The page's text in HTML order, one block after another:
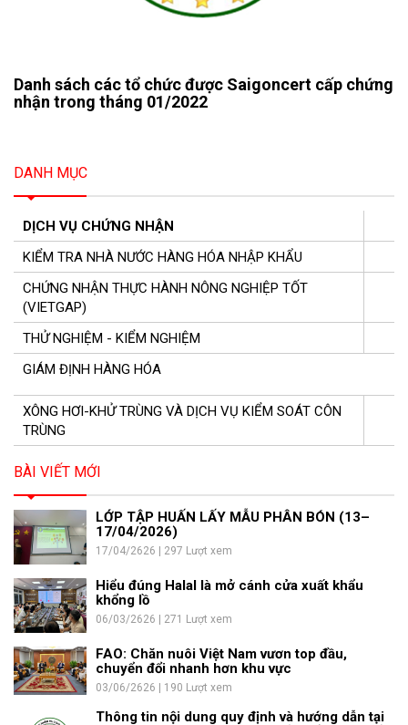
Danh sách các tổ chức được Saigoncert cấp chứng
nhận trong tháng 01/2022
DANH MỤC
DỊCH VỤ CHỨNG NHẬN
KIỂM TRA NHÀ NƯỚC HÀNG HÓA NHẬP KHẨU
CHỨNG NHẬN THỰC HÀNH NÔNG NGHIỆP TỐT
(VIETGAP)
THỬ NGHIỆM - KIỂM NGHIỆM
GIÁM ĐỊNH HÀNG HÓA
XÔNG HƠI-KHỬ TRÙNG VÀ DỊCH VỤ KIỂM SOÁT CÔN
TRÙNG
BÀI VIẾT MỚI
LỚP TẬP HUẤN LẤY MẪU PHÂN BÓN (13–
17/04/2026)
17/04/2626 | 297 Lượt xem
Hiểu đúng Halal là mở cánh cửa xuất khẩu
khổng lồ
06/03/2626 | 271 Lượt xem
FAO: Chăn nuôi Việt Nam vươn top đầu,
chuyển đổi nhanh hơn khu vực
03/06/2626 | 190 Lượt xem
Thông tin nội dung quy định và hướng dẫn tại